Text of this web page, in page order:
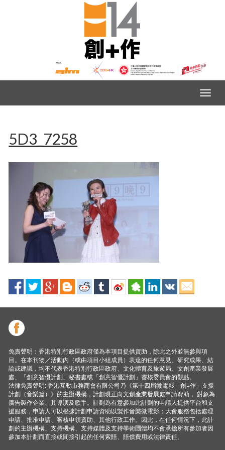
5D3_7258
免責聲明：香港特別行政區政府僅為本項目提供資助，除此之外並無參與項
目。在本刊物／活動內（或由項目小組成員）表達的任何意見、研究成果、結
論或建議，均不代表香港特別行政區政府、文化體育及旅遊局、文創產業發展
處、「創意智優計劃」秘書處或「創意智優計劃」審核委員會的觀點。
法律免責聲明: 香港互動市務商會有限公司乃《第十四屆微電影「創+作」支援
計劃（音樂篇）》的主辦機構，計劃現正向文創產業發展處申請資助， 對象為
廣告製作企業、其導演及歌手。計劃為有意參加此計劃的申請人提供平台和支
援服務，申請人可以根據計劃申請資助以製作音樂微電影；大會服務包括處理
申請、批准申請、審核申領資助、其他行政工作。因此，在任何情況下，此計
劃的主辦機構、支持機構、支持媒體及支持學術圑體均不會承擔所有參加者因
參加本計劃而直接或間接引起的任何索賠、賠償費用或法律責任。